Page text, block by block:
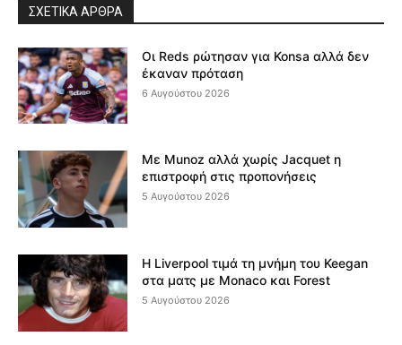
ΣΧΕΤΙΚΆ ΆΡΘΡΑ
Οι Reds ρώτησαν για Konsa αλλά δεν
έκαναν πρόταση
6 Αυγούστου 2026
Με Munoz αλλά χωρίς Jacquet η
επιστροφή στις προπονήσεις
5 Αυγούστου 2026
Η Liverpool τιμά τη μνήμη του Keegan
στα ματς με Monaco και Forest
5 Αυγούστου 2026